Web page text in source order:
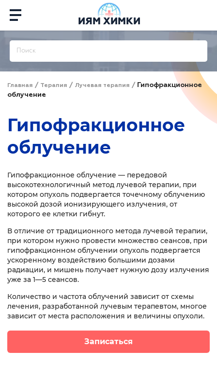
ИЯМ ХИМКИ
Главная / Терапия / Лучевая терапия / Гипофракционное
облучение
Гипофракционное
облучение
Гипофракционное облучение — передовой
высокотехнологичный метод лучевой терапии, при
котором опухоль подвергается точечному облучению
высокой дозой ионизирующего излучения, от
которого ее клетки гибнут.
В отличие от традиционного метода лучевой терапии,
при котором нужно провести множество сеансов, при
гипофракционном облучении опухоль подвергается
ускоренному воздействию большими дозами
радиации, и мишень получает нужную дозу излучения
уже за 1—5 сеансов.
Количество и частота облучений зависит от схемы
лечения, разработанной лучевым терапевтом, многое
зависит от места расположения и величины опухоли.
Записаться